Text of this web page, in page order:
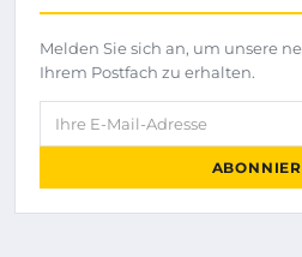
Melden Sie sich an, um unsere
Ihrem Postfach zu erhalten.
Ihre E-Mail-Adresse